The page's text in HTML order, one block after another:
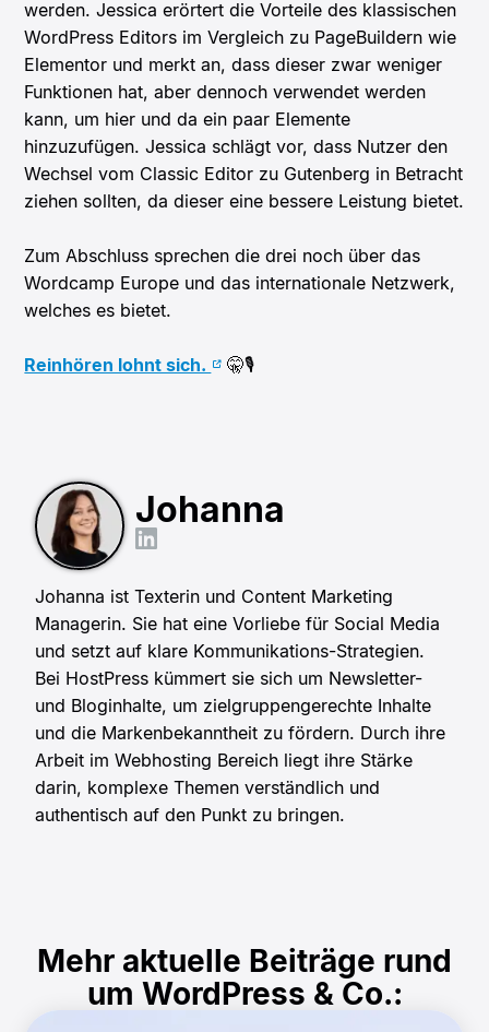
werden. Jessica erörtert die Vorteile des klassischen
WordPress Editors im Vergleich zu PageBuildern wie
Elementor und merkt an, dass dieser zwar weniger
Funktionen hat, aber dennoch verwendet werden
kann, um hier und da ein paar Elemente
hinzuzufügen. Jessica schlägt vor, dass Nutzer den
Wechsel vom Classic Editor zu Gutenberg in Betracht
ziehen sollten, da dieser eine bessere Leistung bietet.
Zum Abschluss sprechen die drei noch über das
Wordcamp Europe und das internationale Netzwerk,
welches es bietet.
Reinhören lohnt sich. 🤫🎙
Johanna
Johanna ist Texterin und Content Marketing
Managerin. Sie hat eine Vorliebe für Social Media
und setzt auf klare Kommunikations-Strategien.
Bei HostPress kümmert sie sich um Newsletter-
und Bloginhalte, um zielgruppengerechte Inhalte
und die Markenbekanntheit zu fördern. Durch ihre
Arbeit im Webhosting Bereich liegt ihre Stärke
darin, komplexe Themen verständlich und
authentisch auf den Punkt zu bringen.
Mehr aktuelle Beiträge rund
um WordPress & Co.: